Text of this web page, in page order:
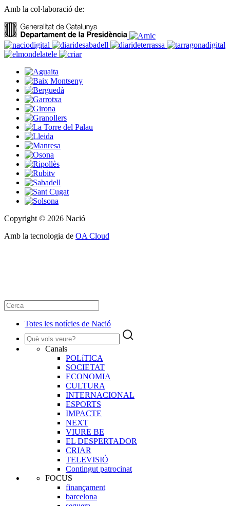
Amb la col·laboració de:
Copyright © 2026 Nació
Amb la tecnologia de OA Cloud
Totes les notícies de Nació
Canals
POLíTICA
SOCIETAT
ECONOMIA
CULTURA
INTERNACIONAL
ESPORTS
IMPACTE
NEXT
VIURE BE
EL DESPERTADOR
CRIAR
TELEVISIÓ
Contingut patrocinat
FOCUS
finançament
barcelona